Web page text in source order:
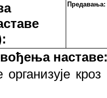
Предавања:
организује